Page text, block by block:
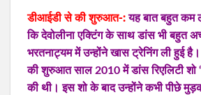
डीआईडी से की शुरुआत-: यह बात बहुत कम
कि देवोलीना एक्टिंग के साथ डांस भी बहुत
भरतनाट्यम में उन्होंने खास ट्रेनिंग ली हुई
की शुरुआत साल 2010 में डांस रिएलिटी शो
की थी। इस शो के बाद उन्होंने कभी पीछे